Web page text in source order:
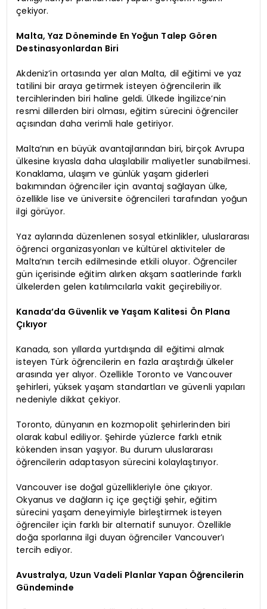
çekiyor.
Malta, Yaz Döneminde En Yoğun Talep Gören
Destinasyonlardan Biri
Akdeniz’in ortasında yer alan Malta, dil eğitimi ve yaz
tatilini bir araya getirmek isteyen öğrencilerin ilk
tercihlerinden biri haline geldi. Ülkede İngilizce’nin
resmi dillerden biri olması, eğitim sürecini öğrenciler
açısından daha verimli hale getiriyor.
Malta’nın en büyük avantajlarından biri, birçok Avrupa
ülkesine kıyasla daha ulaşılabilir maliyetler sunabilmesi.
Konaklama, ulaşım ve günlük yaşam giderleri
bakımından öğrenciler için avantaj sağlayan ülke,
özellikle lise ve üniversite öğrencileri tarafından yoğun
ilgi görüyor.
Yaz aylarında düzenlenen sosyal etkinlikler, uluslararası
öğrenci organizasyonları ve kültürel aktiviteler de
Malta’nın tercih edilmesinde etkili oluyor. Öğrenciler
gün içerisinde eğitim alırken akşam saatlerinde farklı
ülkelerden gelen katılımcılarla vakit geçirebiliyor.
Kanada’da Güvenlik ve Yaşam Kalitesi Ön Plana
Çıkıyor
Kanada, son yıllarda yurtdışında dil eğitimi almak
isteyen Türk öğrencilerin en fazla araştırdığı ülkeler
arasında yer alıyor. Özellikle Toronto ve Vancouver
şehirleri, yüksek yaşam standartları ve güvenli yapıları
nedeniyle dikkat çekiyor.
Toronto, dünyanın en kozmopolit şehirlerinden biri
olarak kabul ediliyor. Şehirde yüzlerce farklı etnik
kökenden insan yaşıyor. Bu durum uluslararası
öğrencilerin adaptasyon sürecini kolaylaştırıyor.
Vancouver ise doğal güzellikleriyle öne çıkıyor.
Okyanus ve dağların iç içe geçtiği şehir, eğitim
sürecini yaşam deneyimiyle birleştirmek isteyen
öğrenciler için farklı bir alternatif sunuyor. Özellikle
doğa sporlarına ilgi duyan öğrenciler Vancouver’ı
tercih ediyor.
Avustralya, Uzun Vadeli Planlar Yapan Öğrencilerin
Gündeminde